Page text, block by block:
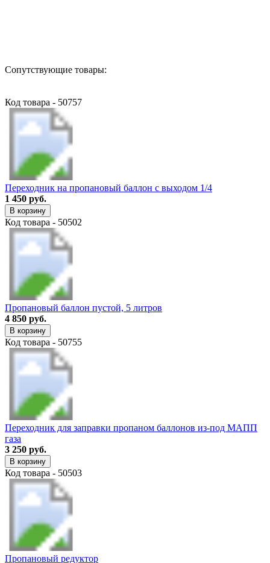
Сопутствующие товары:
Код товара - 50757
Переходник на пропановый баллон с выходом 1/4
1 450 руб.
В корзину
Код товара - 50502
Пропановый баллон пустой, 5 литров
4 850 руб.
В корзину
Код товара - 50755
Переходник для заправки пропаном баллонов из-под МАПП
газа
3 250 руб.
В корзину
Код товара - 50503
Пропановый редуктор